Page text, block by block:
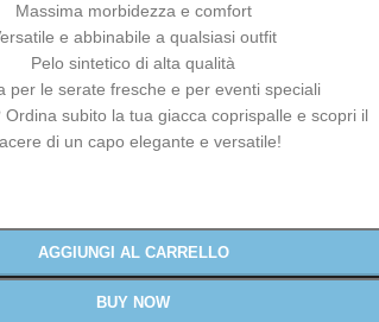
Massima morbidezza e comfort
e abbinabile a qualsiasi outfit
Pelo sintetico di alta qualità
per le serate fresche e per eventi speciali
Ordina subito la tua giacca coprispalle e scopri il
di un capo elegante e versatile!
AGGIUNGI AL CARRELLO
BUY NOW